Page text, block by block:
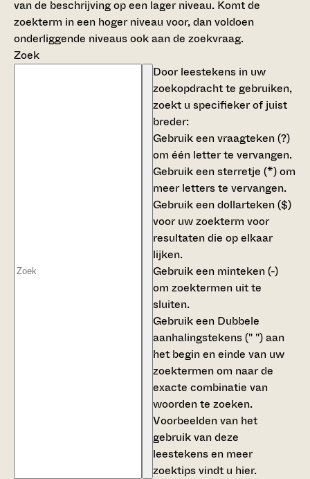
van de beschrijving op een lager niveau. Komt de
zoekterm in een hoger niveau voor, dan voldoen
onderliggende niveaus ook aan de zoekvraag.
Zoek
Door leestekens in uw
zoekopdracht te gebruiken,
zoekt u specifieker of juist
breder:
Gebruik eenvraagteken (?)
om één letter te vervangen.
Gebruik eensterretje (*)om
meer letters te vervangen.
Gebruik eendollarteken ($)
voor uw zoekterm voor
resultaten die op elkaar
lijken.
Gebruik een minteken (-)
om zoektermen uit te
sluiten.
Gebruik een Dubbele
aanhalingstekens (" ")aan
het begin en einde van uw
zoektermen om naar de
exacte combinatie van
woorden te zoeken.
Voorbeelden van het
gebruik van deze
leestekens en meer
zoektips vindt u hier.